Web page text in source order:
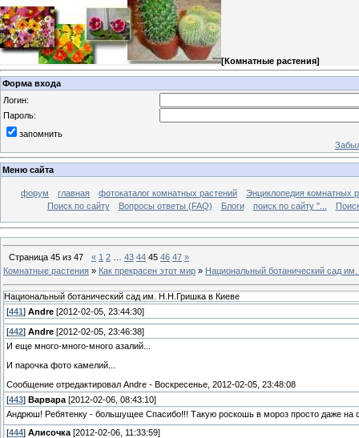
[Комнатные растения]
Форма входа
Логин:
Пароль:
запомнить
Меню сайта
форум главная фотокаталог комнатных растений
Энциклопедия комнатных
Поиск по сайту
Вопросы ответы (FAQ) Блоги поиск по сайту "...
Страница 45 из 47 « 1 2 43 44 45 46 47 »
Комнатные растения » Как прекрасен этот мир » Национальный ботанический сад
Национальный ботанический сад им. Н.Н.Гришка в Киеве
[441] Andre [2012-02-05, 23:44:30]
[442] Andre [2012-02-05, 23:46:38]
И еще много-много-много азалий...
И парочка фото камелий...
Сообщение отредактировал Andre - Воскресенье, 2012-02-05, 23:48:08
[443] Варвара [2012-02-06, 08:43:10]
Андрюш! Ребятенку - большущее Спасибо!!! Такую роскошь в мороз просто даже на
[444] Алисочка [2012-02-06, 11:33:59]